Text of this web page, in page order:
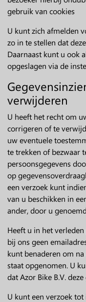
gebruik van cookies
U kunt zich afmelden
zo in te stellen dat
Daarnaast kunt u ook
opgeslagen via de
verwijderen
U heeft het recht om
corrigeren of te
uw eventuele
te trekken of bezwaar
persoonsgegevens
op
een verzoek kunt
van u beschikken in
ander, door u
Heeft u in het
bij ons geen
kunt benaderen om
staat opgenomen. U
dat Azor Bike B.V.
U kunt een verzoek